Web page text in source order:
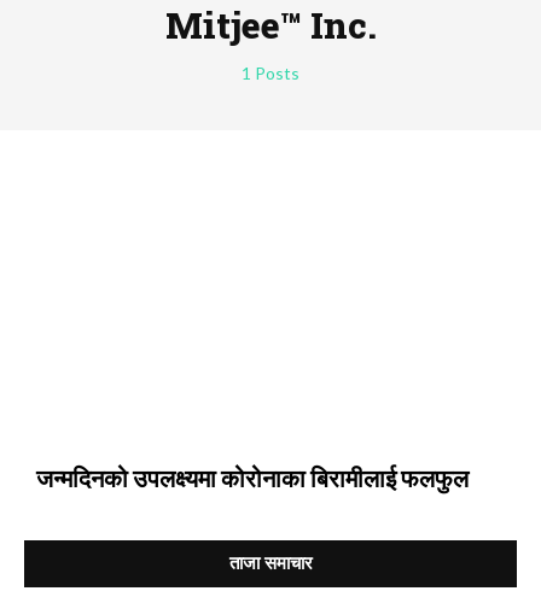
Mitjee™ Inc.
1 Posts
जन्मदिनको उपलक्ष्यमा कोरोनाका बिरामीलाई फलफुल
ताजा समाचार